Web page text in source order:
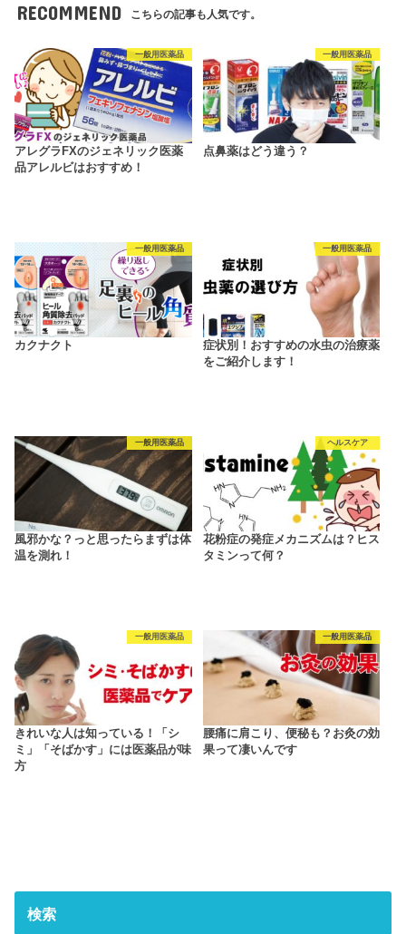
RECOMMEND こちらの記事も人気です。
一般用医薬品
アレグラFXのジェネリック医薬
品アレルビはおすすめ！
一般用医薬品
点鼻薬はどう違う？
一般用医薬品
カクナクト
一般用医薬品
症状別！おすすめの水虫の治療薬
をご紹介します！
一般用医薬品
風邪かな？っと思ったらまずは体
温を測れ！
ヘルスケア
花粉症の発症メカニズムは？ヒス
タミンって何？
一般用医薬品
きれいな人は知っている！「シ
ミ」「そばかす」には医薬品が味
方
一般用医薬品
腰痛に肩こり、便秘も？お灸の効
果って凄いんです
検索